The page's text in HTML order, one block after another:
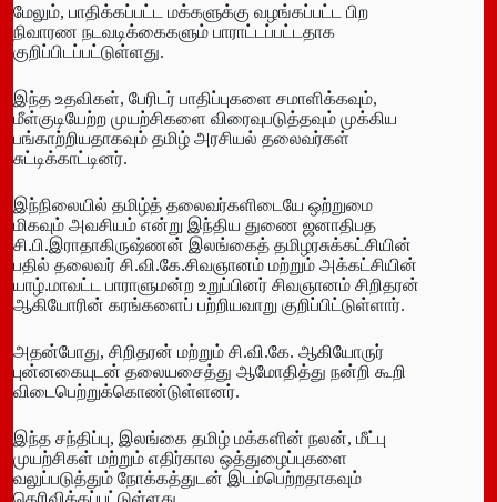
மேலும், பாதிக்கப்பட்ட மக்களுக்கு வழங்கப்பட்ட பிற
நிவாரண நடவடிக்கைகளும் பாராட்டப்பட்டதாக
குறிப்பிடப்பட்டுள்ளது.
இந்த உதவிகள், பேரிடர் பாதிப்புகளை சமாளிக்கவும்,
மீள்குடியேற்ற முயற்சிகளை விரைவுபடுத்தவும் முக்கிய
பங்காற்றியதாகவும் தமிழ் அரசியல் தலைவர்கள்
சுட்டிக்காட்டினர்.
இந்நிலையில் தமிழ்த் தலைவர்களிடையே ஒற்றுமை
மிகவும் அவசியம் என்று இந்திய துணை ஜனாதிபத
சி.பி.இராதாகிருஷ்ணன் இலங்கைத் தமிழரசுக்கட்சியின்
பதில் தலைவர் சி.வி.கே.சிவஞானம் மற்றும் அக்கட்சியின்
யாழ்.மாவட்ட பாராளுமன்ற உறுப்பினர் சிவஞானம் சிறிதரன்
ஆகியோரின் கரங்களைப் பற்றியவாறு குறிப்பிட்டுள்ளார்.
அதன்போது, சிறிதரன் மற்றும் சி.வி.கே. ஆகியோருர்
புன்னகையுடன் தலையசைத்து ஆமோதித்து நன்றி கூறி
விடைபெற்றுக்கொண்டுள்ளனர்.
இந்த சந்திப்பு, இலங்கை தமிழ் மக்களின் நலன், மீட்பு
முயற்சிகள் மற்றும் எதிர்கால ஒத்துழைப்புகளை
வலுப்படுத்தும் நோக்கத்துடன் இடம்பெற்றதாகவும்
தெரிவிக்கப்பட்டுள்ளது.